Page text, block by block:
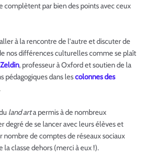
complètent par bien des points avec ceux
à la rencontre de l'autre et discuter de
nos différences culturelles comme se plaît
, professeur à Oxford et soutien de la
pédagogiques dans lescolonnes des
land arta permis à de nombreux
degré de se lancer avec leurs élèves et
de comptes de réseaux sociaux
la classe dehors (merci à eux !).